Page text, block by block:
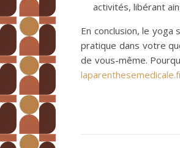
activités, libérant
En conclusion, le yoga
pratique dans votre
de vous-même.